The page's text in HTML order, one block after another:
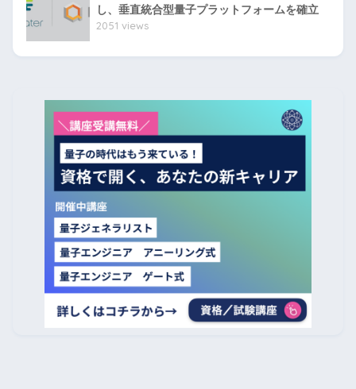
し、垂直統合型量子プラットフォームを確立
2051 views